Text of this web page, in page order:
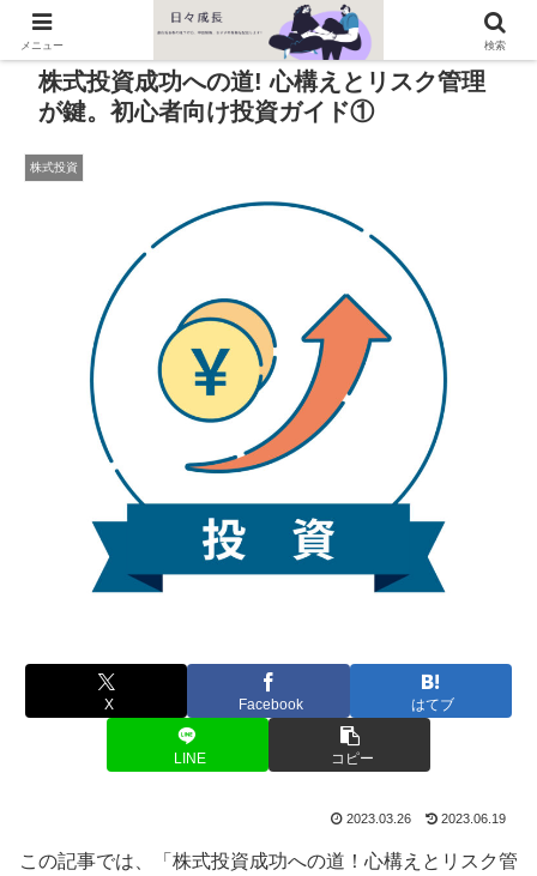
PR
株式投資成功への道! 心構えとリスク管理
が鍵。初心者向け投資ガイド①
株式投資
X Facebook はてブ
LINE コピー
2023.03.26 2023.06.19
この記事では、「株式投資成功への道！心構えとリスク管
メニュー 検索